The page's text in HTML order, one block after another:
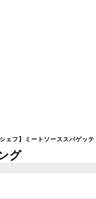
シェフ】ミートソーススパゲッテ
グ